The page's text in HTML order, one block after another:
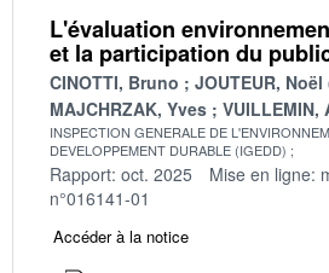
L'évaluation
et la participation du
CINOTTI, Bruno
JOUTEUR, Noël
MAJCHRZAK, Yves
VUILLEMIN,
INSPECTION GENERALE DE
DEVELOPPEMENT DURABLE (IGEDD)
Rapport: oct. 2025 Mise en ligne:
n°016141-01
Accéder à la notice